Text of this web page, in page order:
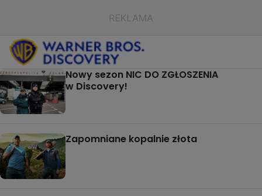
Nowy sezon NIC DO ZGŁOSZENIA
w Discovery!
Zapomniane kopalnie złota